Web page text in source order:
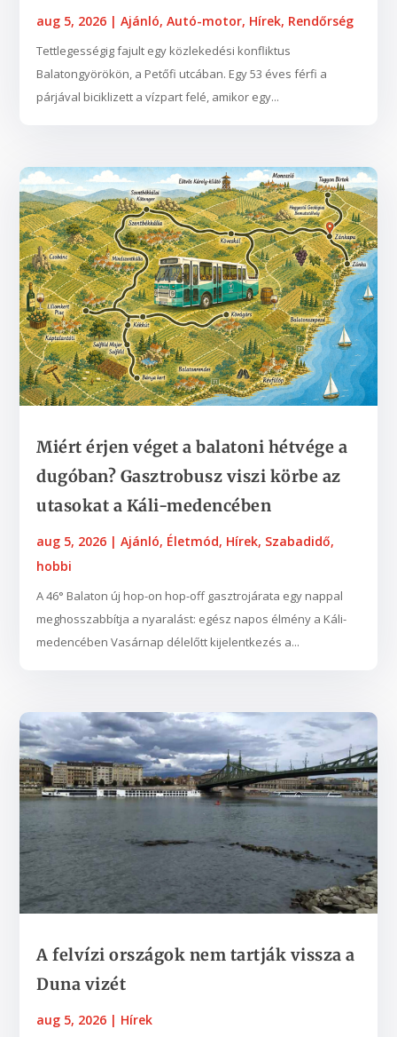
aug 5, 2026 |Ajánló,Autó-motor, Hírek, Rendőrség
Tettlegességig fajult egy közlekedési konfliktus
Balatongyörökön, a Petőfi utcában. Egy 53 éves férfi a
párjával biciklizett a vízpart felé, amikor egy...
Miért érjen véget a balatoni hétvége a
dugóban? Gasztrobusz viszi körbe az
utasokat a Káli-medencében
aug 5, 2026 |Ajánló, Életmód, Hírek, Szabadidő,
hobbi
A 46° Balaton új hop-on hop-off gasztrojárata egy nappal
meghosszabbítja a nyaralást: egész napos élmény a Káli-
medencében Vasárnap délelőtt kijelentkezés a...
A felvízi országok nem tartják vissza a
Duna vizét
aug 5, 2026 | Hírek